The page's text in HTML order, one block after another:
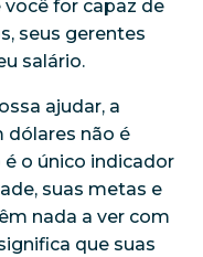
você for capaz de
seus gerentes
salário.
ajudar, a
dólares não é
é o único indicador
suas metas e
nada a ver com
que suas